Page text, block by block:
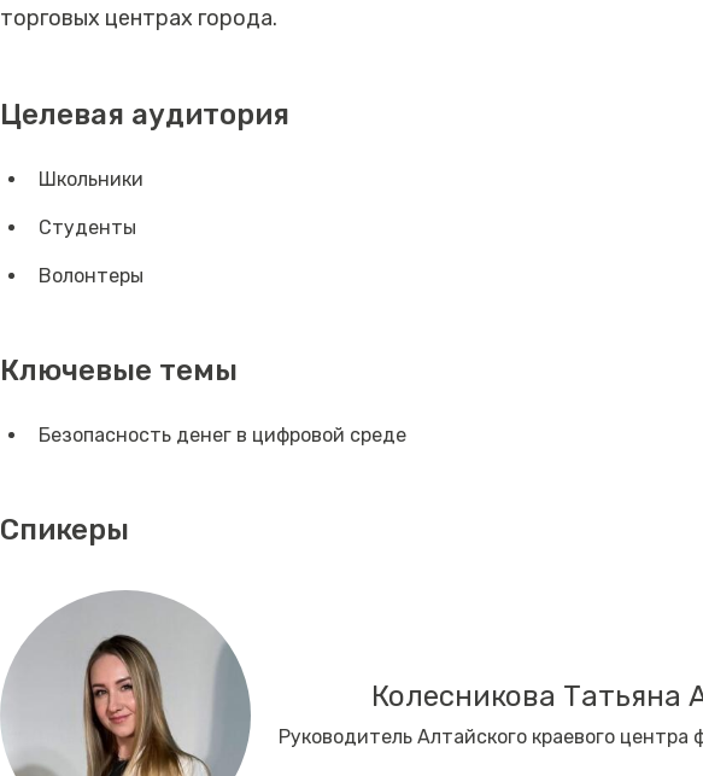
торговых центрах города.
Целевая аудитория
Школьники
Студенты
Волонтеры
Ключевые темы
Безопасность денег в цифровой среде
Спикеры
Колесникова Татьяна
Руководитель Алтайского краевого